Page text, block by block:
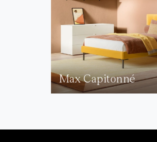
Max Capitonné